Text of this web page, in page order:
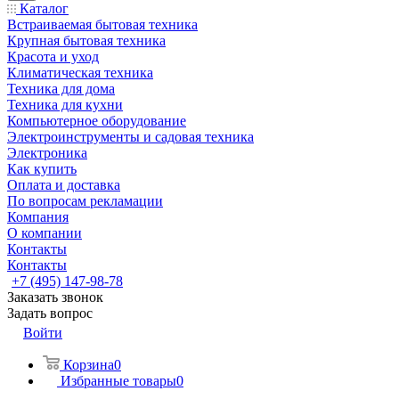
Каталог
Встраиваемая бытовая техника
Крупная бытовая техника
Красота и уход
Климатическая техника
Техника для дома
Техника для кухни
Компьютерное оборудование
Электроинструменты и садовая техника
Электроника
Как купить
Оплата и доставка
По вопросам рекламации
Компания
О компании
Контакты
Контакты
+7 (495) 147-98-78
Заказать звонок
Задать вопрос
Войти
Корзина0
Избранные товары0